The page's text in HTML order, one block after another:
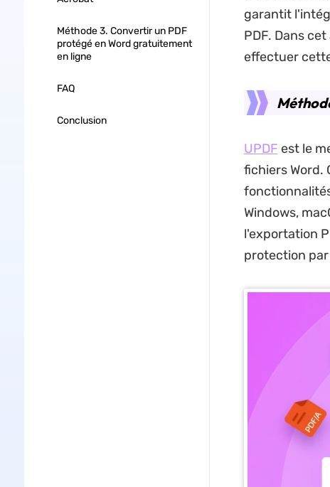
Méthode 3. Convertir un PDF
protégé en Word gratuitement
en ligne
FAQ
Conclusion
garantit
PDF. Dans
effectuer
UPDF est le
fichiers Word.
Windows,
l'exportation
protection